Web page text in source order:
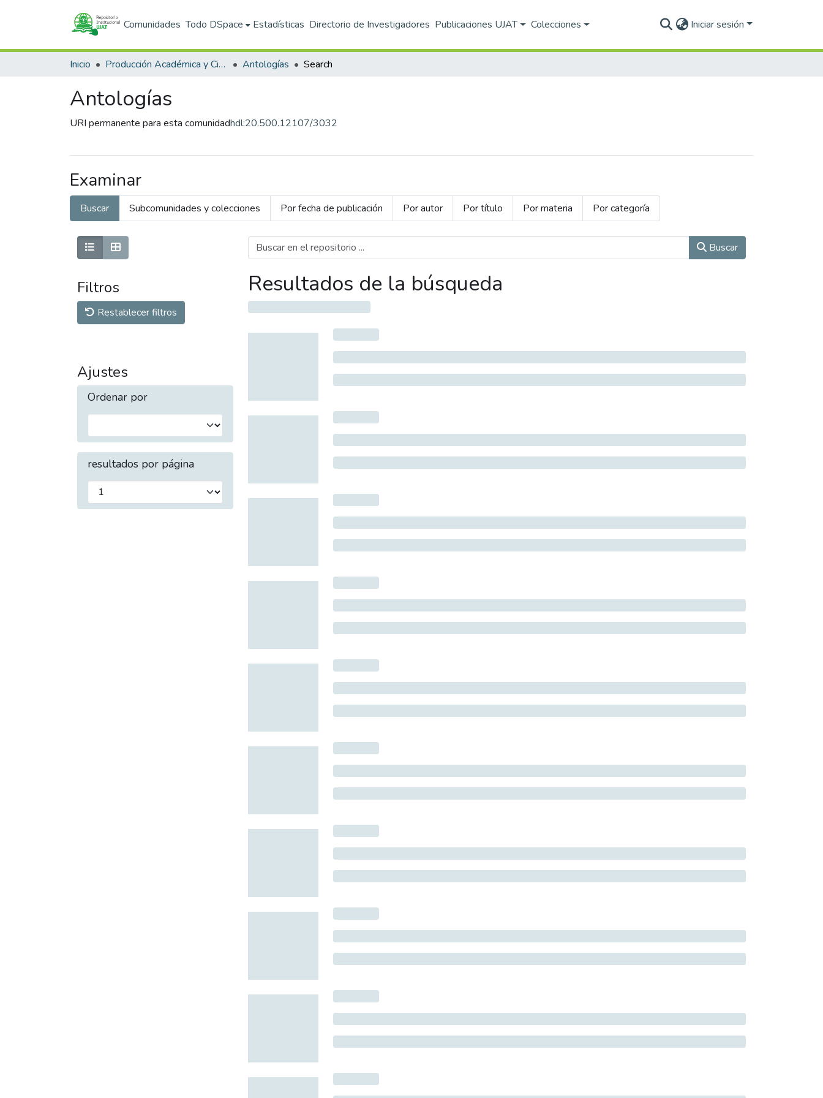
Comunidades Todo DSpace Estadísticas Directorio de Investigadores Publicaciones UJAT Colecciones Iniciar sesión
Inicio Producción Académica y Científica Antologías Search
Antologías
URI permanente para esta comunidadhdl:20.500.12107/3032
Examinar
Buscar Subcomunidades y colecciones Por fecha de publicación Por autor Por título Por materia Por categoría
Filtros
Restablecer filtros
Ajustes
Ordenar por
resultados por página
Buscar
Resultados de la búsqueda